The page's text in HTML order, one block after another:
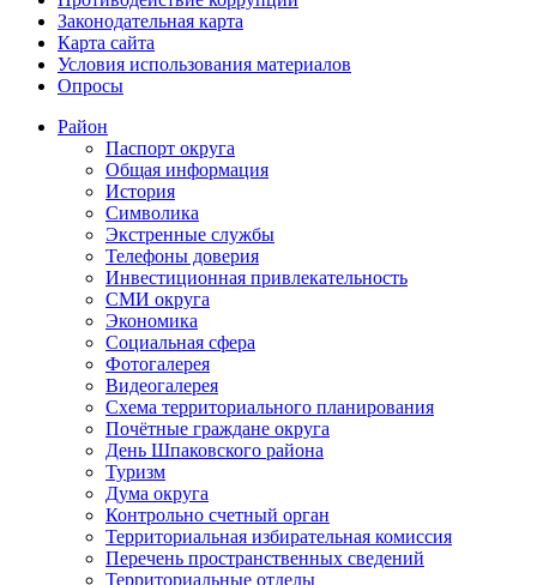
Законодательная карта
Карта сайта
Условия использования материалов
Опросы
Район
Паспорт округа
Общая информация
История
Символика
Экстренные службы
Телефоны доверия
Инвестиционная привлекательность
СМИ округа
Экономика
Социальная сфера
Фотогалерея
Видеогалерея
Схема территориального планирования
Почётные граждане округа
День Шпаковского района
Туризм
Дума округа
Контрольно счетный орган
Территориальная избирательная комиссия
Перечень пространственных сведений
Территориальные отделы